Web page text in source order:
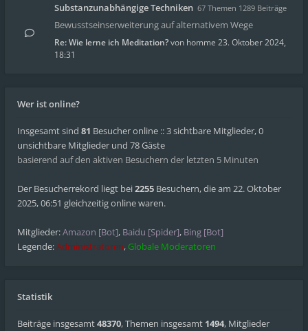
Substanzunabhängige Techniken 67 Themen 1289 Beiträge
Bewusstseinserweiterung auf alternativem Wege
Re: Wie lerne ich Meditation?von homme 23. Oktober 2024,
18:31
Wer ist online?
Insgesamt sind 81 Besucher online :: 3 sichtbare Mitglieder, 0
unsichtbare Mitglieder und 78 Gäste
basierend auf den aktiven Besuchern der letzten 5 Minuten
Der Besucherrekord liegt bei2255 Besuchern, die am 22. Oktober
2025, 06:51 gleichzeitig online waren.
Mitglieder:Amazon [Bot], Baidu [Spider], Bing [Bot]
Legende:Administratoren, Globale Moderatoren
Statistik
Beiträge insgesamt48370,Themen insgesamt 1494, Mitglieder